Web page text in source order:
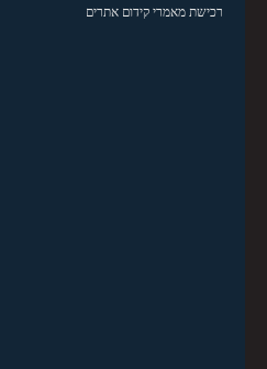
רכישת מאמרי קידום אתרים